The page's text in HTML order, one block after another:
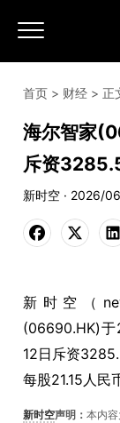
首页 > 财经 > 正
海尔智家
斥资
新时空 · 2026/
新时空（
(06690.HK)
12日斥资
每股21.15人民
新时空声明： 本内